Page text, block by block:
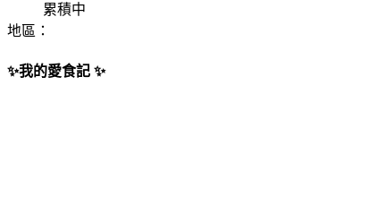
累積中
地區：
✨我的愛食記 ✨